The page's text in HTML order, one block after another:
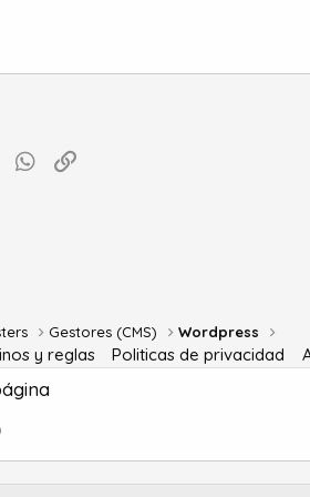
Twitter WhatsApp
Gestores (CMS) Wordpress
y reglas Politicas de privacidad